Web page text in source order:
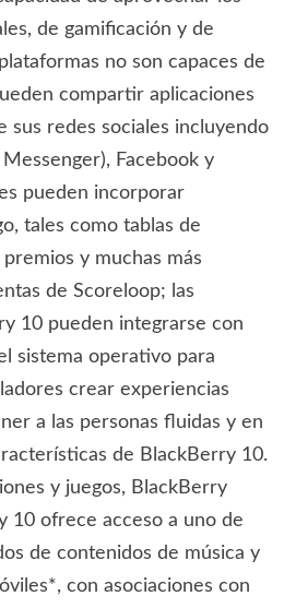
de gamificación y de
no son capaces de
compartir aplicaciones
sus redes sociales incluyendo
Facebook y
pueden incorporar
tales como tablas de
y muchas más
de Scoreloop; las
10 pueden integrarse con
sistema operativo para
crear experiencias
a las personas fluidas y en
de BlackBerry 10.
y juegos, BlackBerry
10 ofrece acceso a uno de
de contenidos de música y
con asociaciones con